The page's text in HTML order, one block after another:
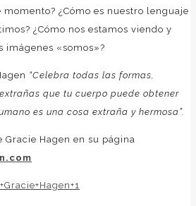
¿Cómo es nuestro lenguaje
¿Cómo nos estamos viendo y
imágenes «somos»?
“Celebra todas las formas,
que tu cuerpo puede obtener
es una cosa extraña y hermosa”.
Gracie Hagen en su página